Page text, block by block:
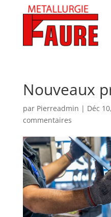
Nouveaux
par Pierreadmin | Déc
commentaires